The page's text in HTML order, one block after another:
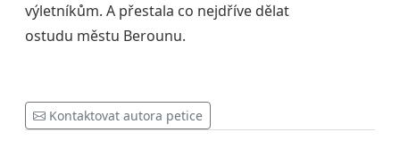
výletníkům. A přestala co nejdříve dělat
ostudu městu Berounu.
Kontaktovat autora petice